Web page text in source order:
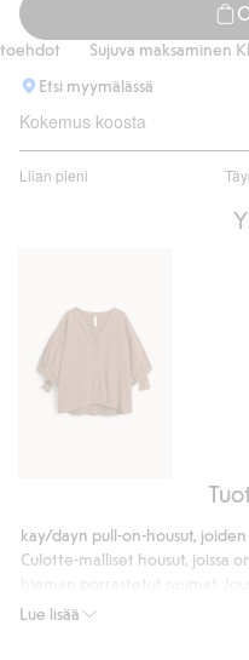
Sujuva maksaminen
Etsi myymälässä
Kokemus koosta
Liian pieni
/
Lue lisää
kay/dayn pull-on-housut,
Culotte-malliset housut, joissa
joustonauha takana ja sileä